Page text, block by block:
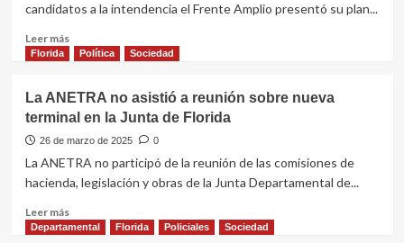
de
para
candidatos a la intendencia el Frente Amplio presentó su plan...
Leer másLeer
más
Amplio
presentó
su
plan
gobierno
2025-
Florida Política Sociedad
La ANETRA no asistió a reunión sobre nueva
terminal en la Junta de Florida
26 de marzo de 2025 0
La ANETRA no participó de la reunión de las comisiones de
hacienda, legislación y obras de la Junta Departamental de...
Leer másLeer
más
Departamental Florida Policiales Sociedad